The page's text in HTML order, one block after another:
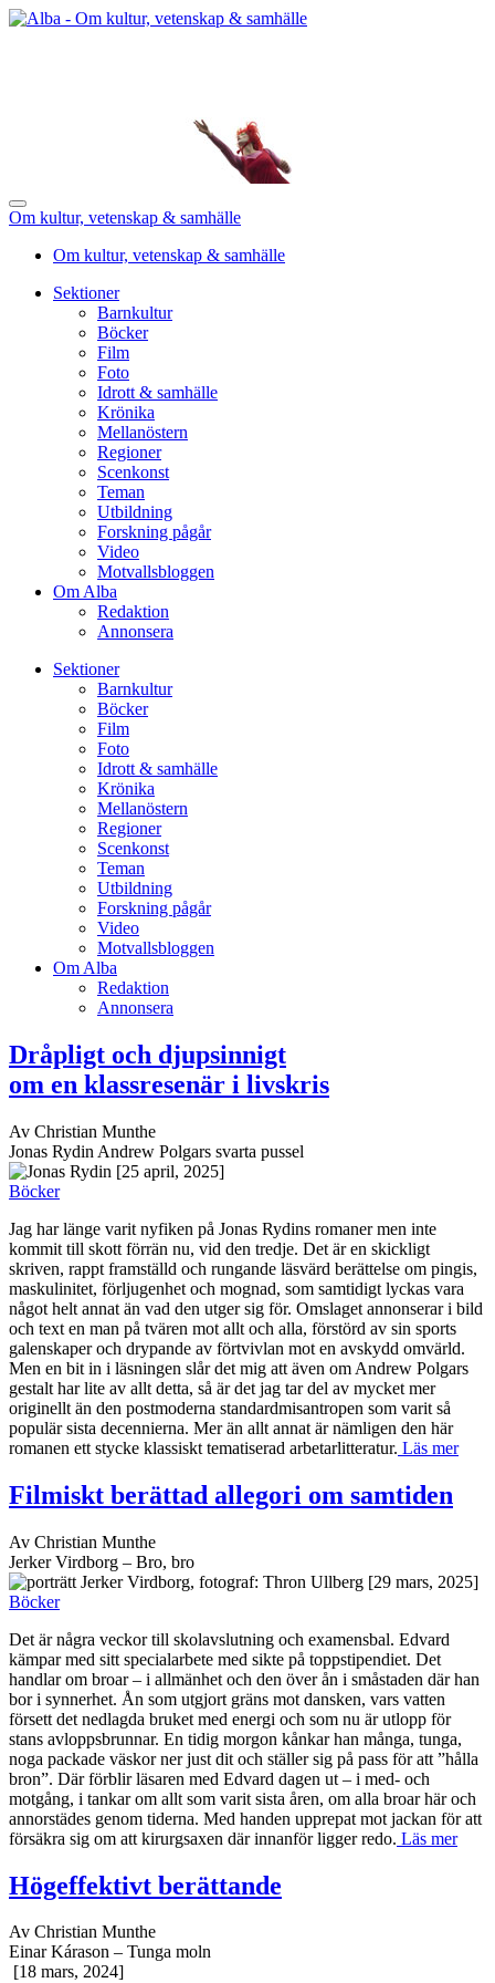
Om kultur, vetenskap & samhälle
Om kultur, vetenskap & samhälle
Sektioner
Barnkultur
Böcker
Film
Foto
Idrott & samhälle
Krönika
Mellanöstern
Regioner
Scenkonst
Teman
Utbildning
Forskning pågår
Video
Motvallsbloggen
Om Alba
Redaktion
Annonsera
Sektioner
Barnkultur
Böcker
Film
Foto
Idrott & samhälle
Krönika
Mellanöstern
Regioner
Scenkonst
Teman
Utbildning
Forskning pågår
Video
Motvallsbloggen
Om Alba
Redaktion
Annonsera
Dråpligt och djupsinnigt
om en klassresenär i livskris
Av Christian Munthe
Jonas Rydin Andrew Polgars svarta pussel
[25 april, 2025]
Böcker
Jag har länge varit nyfiken på Jonas Rydins romaner men inte
kommit till skott förrän nu, vid den tredje. Det är en skickligt
skriven, rappt framställd och rungande läsvärd berättelse om pingis,
maskulinitet, förljugenhet och mognad, som samtidigt lyckas vara
något helt annat än vad den utger sig för. Omslaget annonserar i bild
och text en man på tvären mot allt och alla, förstörd av sin sports
galenskaper och drypande av förtvivlan mot en avskydd omvärld.
Men en bit in i läsningen slår det mig att även om Andrew Polgars
gestalt har lite av allt detta, så är det jag tar del av mycket mer
originellt än den postmoderna standardmisantropen som varit så
populär sista decennierna. Mer än allt annat är nämligen den här
romanen ett stycke klassiskt tematiserad arbetarlitteratur. Läs mer
Filmiskt berättad allegori om samtiden
Av Christian Munthe
Jerker Virdborg – Bro, bro
[29 mars, 2025]
Böcker
Det är några veckor till skolavslutning och examensbal. Edvard
kämpar med sitt specialarbete med sikte på toppstipendiet. Det
handlar om broar – i allmänhet och den över ån i småstaden där han
bor i synnerhet. Ån som utgjort gräns mot dansken, vars vatten
försett det nedlagda bruket med energi och som nu är utlopp för
stans avloppsbrunnar. En tidig morgon kånkar han många, tunga,
noga packade väskor ner just dit och ställer sig på pass för att ”hålla
bron”. Där förblir läsaren med Edvard dagen ut – i med- och
motgång, i tankar om allt som varit sista åren, om alla broar här och
annorstädes genom tiderna. Med handen upprepat mot jackan för att
försäkra sig om att kirurgsaxen där innanför ligger redo. Läs mer
Högeffektivt berättande
Av Christian Munthe
Einar Kárason – Tunga moln
[18 mars, 2024]